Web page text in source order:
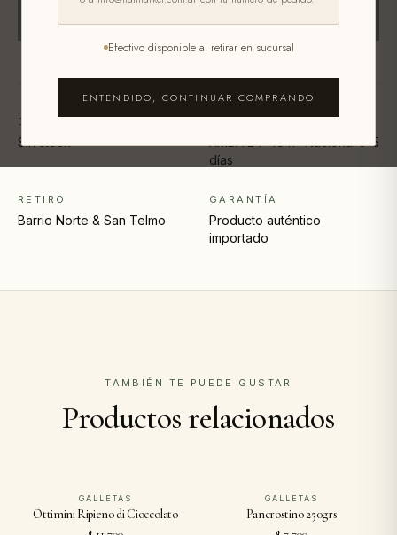
DISPONIBILIDAD
Sin stock
AMBA 24–48 h · Nacional 3–5
días
RETIRO
Barrio Norte & San Telmo
GARANTÍA
Producto auténtico
importado
TAMBIÉN TE PUEDE GUSTAR
Productos relacionados
GALLETAS
Ottimini Ripieno di Cioccolato
GALLETAS
Pancrostino 250grs
Efectivo disponible al retirar en sucursal
ENTENDIDO, CONTINUAR COMPRANDO